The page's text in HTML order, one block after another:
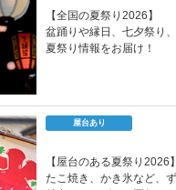
【全国の夏祭り2026】
盆踊りや縁日、七夕祭り
夏祭り情報をお届け！
屋台あり
【屋台のある夏祭り2026】
たこ焼き、かき氷など、